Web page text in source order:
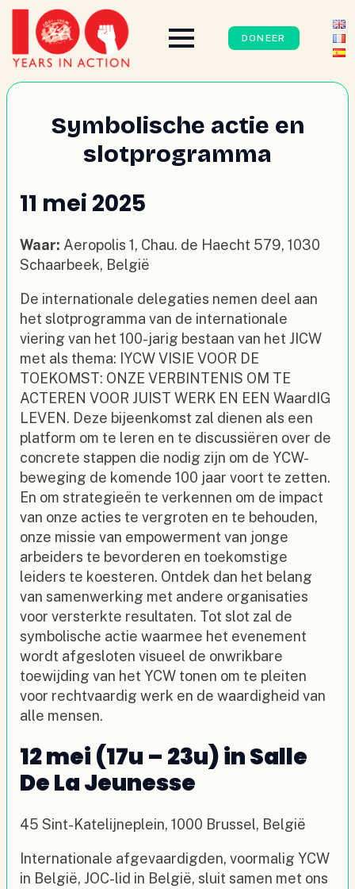
DONEER
Symbolische actie en
slotprogramma
11 mei 2025
Waar: Aeropolis 1, Chau. de Haecht 579, 1030
Schaarbeek, België
De internationale delegaties nemen deel aan
het slotprogramma van de internationale
viering van het 100-jarig bestaan van het JICW
met als thema: IYCW VISIE VOOR DE
TOEKOMST: ONZE VERBINTENIS OM TE
ACTEREN VOOR JUIST WERK EN EEN WaardIG
LEVEN. Deze bijeenkomst zal dienen als een
platform om te leren en te discussiëren over de
concrete stappen die nodig zijn om de YCW-
beweging de komende 100 jaar voort te zetten.
En om strategieën te verkennen om de impact
van onze acties te vergroten en te behouden,
onze missie van empowerment van jonge
arbeiders te bevorderen en toekomstige
leiders te koesteren. Ontdek dan het belang
van samenwerking met andere organisaties
voor versterkte resultaten. Tot slot zal de
symbolische actie waarmee het evenement
wordt afgesloten visueel de onwrikbare
toewijding van het YCW tonen om te pleiten
voor rechtvaardig werk en de waardigheid van
alle mensen.
12 mei (17u – 23u) in Salle
De La Jeunesse
45 Sint-Katelijneplein, 1000 Brussel, België
Internationale afgevaardigden, voormalig YCW
in België, JOC-lid in België, sluit samen met ons